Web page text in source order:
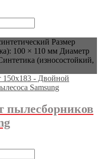
Размер
100 × 110 мм Диаметр
(износостойкий,
пылесборников